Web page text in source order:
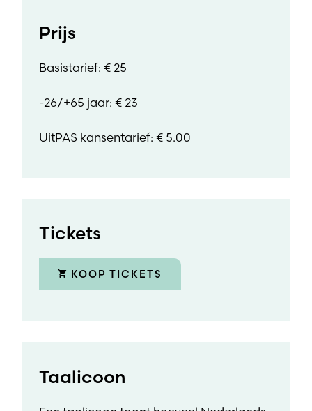
Prijs
Basistarief: € 25
-26/+65 jaar: € 23
UitPAS kansentarief: € 5.00
Tickets
KOOP TICKETS
Taalicoon